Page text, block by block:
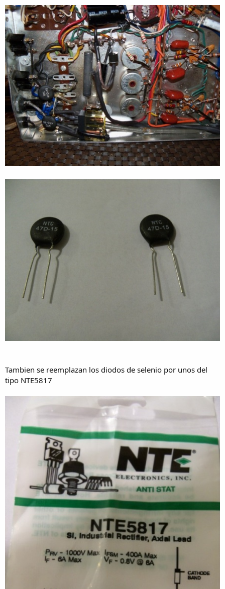
Tambien se reemplazan los diodos de selenio por unos del
tipo NTE5817